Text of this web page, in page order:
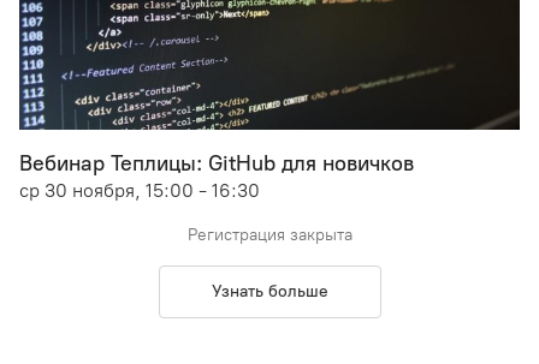
Вебинар Теплицы: GitHub для новичков
ср 30 ноября, 15:00 - 16:30
Регистрация закрыта
Узнать больше